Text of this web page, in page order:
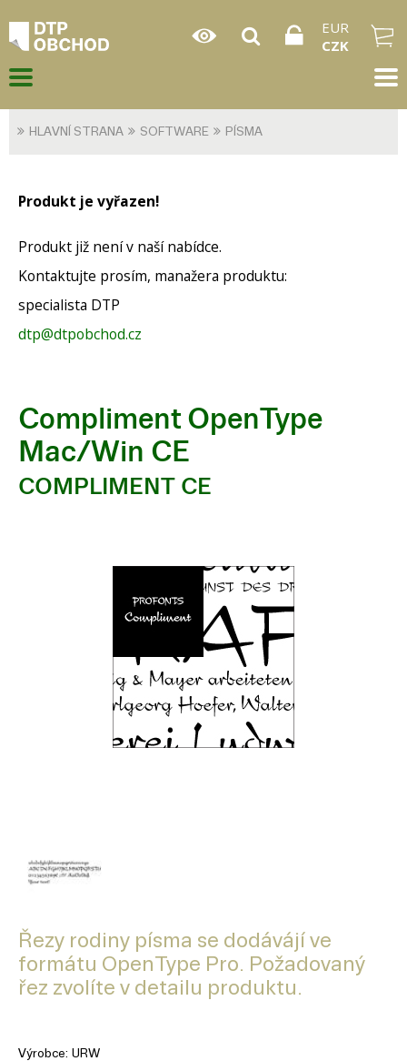
EUR
CZK
HLAVNÍ STRANA SOFTWARE PÍSMA
Produkt je vyřazen!
Produkt již není v naší nabídce.
Kontaktujte prosím, manažera produktu:
specialista DTP
dtp@dtpobchod.cz
Compliment OpenType
Mac/Win CE
COMPLIMENT CE
Řezy rodiny písma se dodávájí ve
formátu OpenType Pro. Požadovaný
řez zvolíte v detailu produktu.
Výrobce URW